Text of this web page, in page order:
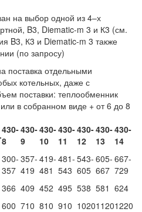
на выбор одной из 4–х
B3, Diematic-m 3 и К3 (см.
B3, К3 и Diematic-m 3 также
(по запросу)
поставка отдельными
котельных, даже с
поставки: теплообменник
в собранном виде + от 6 до 8
430-
8
430-
9
430-
10
430-
11
430-
12
430-
13
430-
14
300-
357
357-
419
419-
481
481-
543
543-
605
605-
667
667-
729
366 409 452 495 538 581 624
600 710 810 910 102011201220